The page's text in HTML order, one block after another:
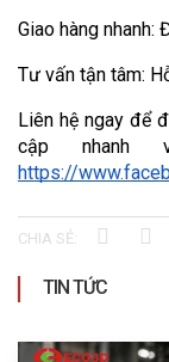
Giao hàng
Tư vấn tận tâm:
Liên hệ ngay để
cập nhanh
https://
CHIA SẺ:
TIN TỨC